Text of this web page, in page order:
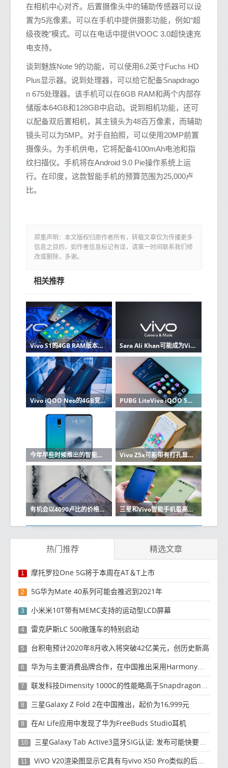
在相机中心对齐。后置摄像头中的辅助传感器可以设
置为5兆像素。可以在手机中提供摄影功能，例如“超
级夜晚”模式。可以在电话中提供VOOC 3.0超快速充
电支持。
谈到魅族Note 9的功能，可以使用6.2英寸Fuchs HD
Plus显示器。说到处理器，可以给它配备Snapdrago
n 675处理器。该手机可以在6GB RAM和两个内部存
储版本64GB和128GB中启动。说到相机功能，还可
以配备双后置相机，其主镜头为48百万像素，而辅助
镜头可以为5MP。对于自拍照，可以使用20MP前置
摄像头。为手机供电，它将配备4100mAh电池和指
纹扫描仪。手机将在Android 9.0 Pie操作系统上运
行。在印度，这款智能手机的预算范围为25,000卢
比。
郑重声明：本文版权归原作者所有，转载文章仅为传播更多
信息之目的，如作者信息标记有误，请第一时间联系我们修
改或删除，多谢。
相关推荐
Vivo S1的4GB RAM版本可在印度销售价值10000卢比 Sara Ali Khan可能成为Vivo S系列的品牌代言人手机即将推出
Vivo iQOO Neo的4GB变体在TENAA上配备三重后置摄像头 PUBG LiteVivo iQOO 5G摩托罗拉One Vision头条新闻本周
今年早些时候推出的智能手机Vivo iQOO的白色变体 Vivo Z5x可能带有打孔显示屏和5,000mAh电池
有机会以4090卢比的价格购买21000卢比的Vivo V11知道如何利用报价 三星和Vivo智能手机最高可获得12000卢比的折扣
热门推荐 精选文章
1 摩托罗拉One 5G将于本周在AT＆T上市
2 5G华为Mate 40系列可能会推迟到2021年
3 小米米10T带有MEMC支持的运动型LCD屏幕
4 雷克萨斯LC 500敞篷车的特别启动
5 台积电预计2020年8月收入将突破42亿美元，创历史新高
6 华为与主要消费品牌合作，在中国推出采用HarmonyOS 2.0的智能家居产品
7 联发科技Dimensity 1000C的性能略高于Snapdragon 765G
8 三星Galaxy Z Fold 2在中国推出，起价为16,999元
9 在AI Life应用中发现了华为FreeBuds Studio耳机
10 三星Galaxy Tab Active3蓝牙SIG认证; 发布可能快要结束了
11 ViVO V20渲染图显示它具有与vivo X50 Pro类似的后部设计